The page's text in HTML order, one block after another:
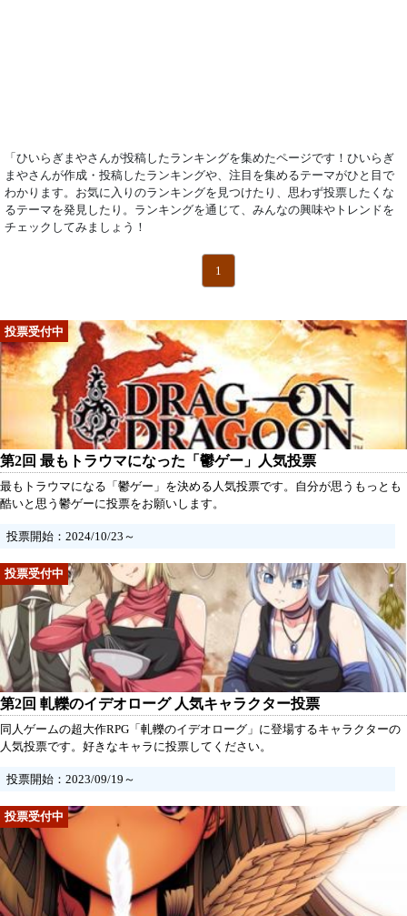
「ひいらぎまやさんが投稿したランキングを集めたページです！ひいらぎ
まやさんが作成・投稿したランキングや、注目を集めるテーマがひと目で
わかります。お気に入りのランキングを見つけたり、思わず投票したくな
るテーマを発見したり。ランキングを通じて、みんなの興味やトレンドを
チェックしてみましょう！
1
第2回 最もトラウマになった「鬱ゲー」人気投票
最もトラウマになる「鬱ゲー」を決める人気投票です。自分が思うもっとも
酷いと思う鬱ゲーに投票をお願いします。
投票開始：2024/10/23～
第2回 軋轢のイデオローグ 人気キャラクター投票
同人ゲームの超大作RPG「軋轢のイデオローグ」に登場するキャラクターの
人気投票です。好きなキャラに投票してください。
投票開始：2023/09/19～